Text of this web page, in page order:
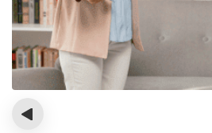
‹